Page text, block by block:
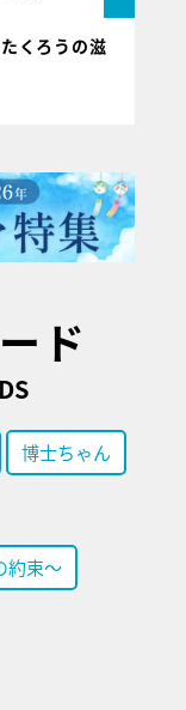
くろうの滋
ド
博士ちゃん
約束～